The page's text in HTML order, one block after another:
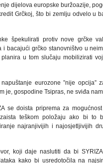
dijelova europske buržoazije,
Grčkoj, što bi zemlju odvelo u
špekulirati protiv nove grčke
i bacajući grčko stanovništvo u
planira u tom slučaju mobilizirati
eurozone ”nije opcija”
je, gospodine Tsipras, ne sviđa
se doista priprema za
teškom položaju ako bi to
najranjivijih i najosjetljivijih
koji daje naslutiti da bi
kako bi usredotočila na